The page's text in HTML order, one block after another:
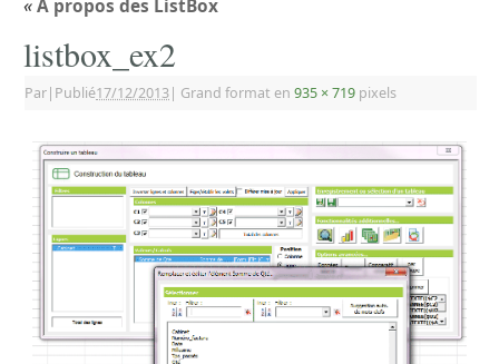
A propos des ListBox
listbox_ex2
Par| Publié17/12/2013| Grand format en 935 × 719 pixels